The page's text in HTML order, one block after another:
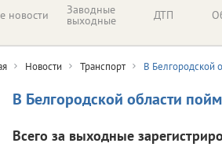
новости Заводные
выходные ДТП
Новости Транспорт В Белгородской
В Белгородской области
Всего за выходные